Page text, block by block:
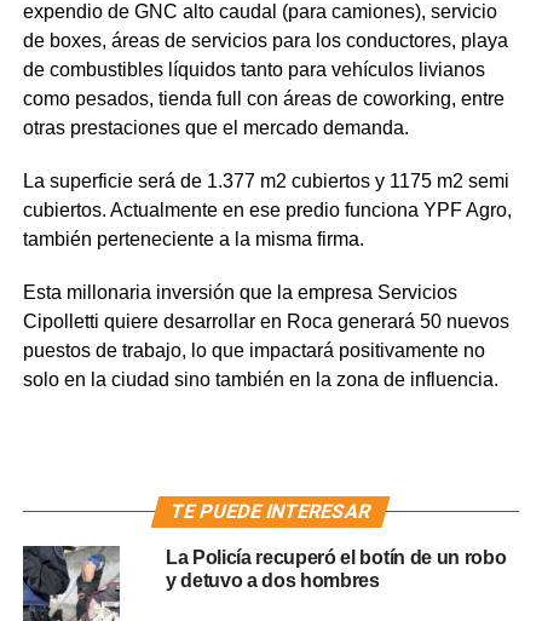
expendio de GNC alto caudal (para camiones), servicio
de boxes, áreas de servicios para los conductores, playa
de combustibles líquidos tanto para vehículos livianos
como pesados, tienda full con áreas de coworking, entre
otras prestaciones que el mercado demanda.
La superficie será de 1.377 m2 cubiertos y 1175 m2 semi
cubiertos. Actualmente en ese predio funciona YPF Agro,
también perteneciente a la misma firma.
Esta millonaria inversión que la empresa Servicios
Cipolletti quiere desarrollar en Roca generará 50 nuevos
puestos de trabajo, lo que impactará positivamente no
solo en la ciudad sino también en la zona de influencia.
TE PUEDE INTERESAR
La Policía recuperó el botín de un robo
y detuvo a dos hombres